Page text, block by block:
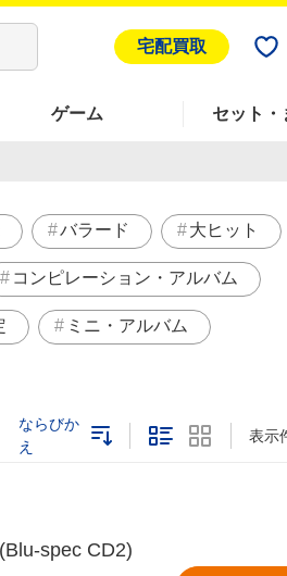
宅配買取
ゲーム セット・
バラード 大ヒット
コンピレーション・アルバム
ミニ・アルバム
ならびか
え
表示
spec CD2)